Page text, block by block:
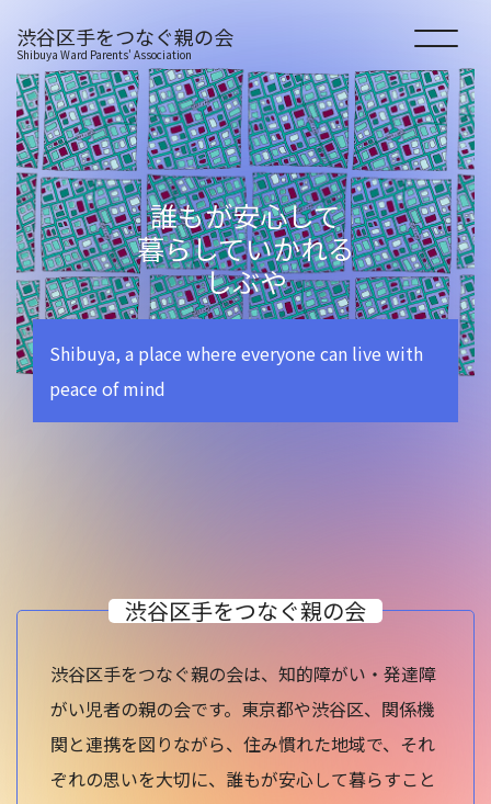
渋谷区手をつなぐ親の会
Shibuya Ward Parents' Association
HOME
会の紹介
活動の紹介
新着情報
誰もが安心して
暮らしていかれる
しぶや
Shibuya, a place where everyone can live with
peace of mind
渋谷区手をつなぐ親の会
渋谷区手をつなぐ親の会は、知的障がい・発達障
がい児者の親の会です。東京都や渋谷区、関係機
関と連携を図りながら、住み慣れた地域で、それ
ぞれの思いを大切に、誰もが安心して暮らすこと